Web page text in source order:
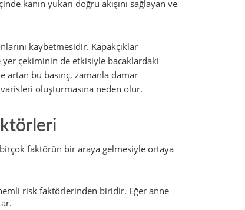
kanın yukarı doğru akışını sağlayan ve
kaybetmesidir. Kapakçıklar
çekiminin de etkisiyle bacaklardaki
artan bu basınç, zamanla damar
oluşturmasına neden olur.
faktörün bir araya gelmesiyle ortaya
risk faktörlerinden biridir. Eğer anne